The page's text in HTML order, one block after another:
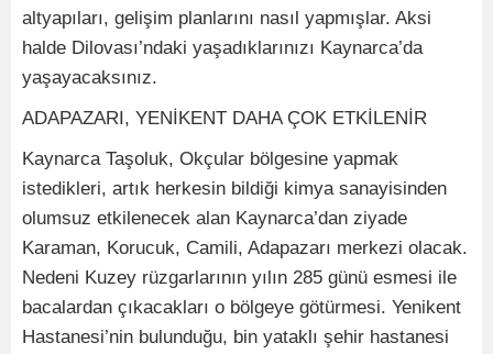
altyapıları, gelişim planlarını nasıl yapmışlar. Aksi
halde Dilovası’ndaki yaşadıklarınızı Kaynarca’da
yaşayacaksınız.
ADAPAZARI, YENİKENT DAHA ÇOK ETKİLENİR
Kaynarca Taşoluk, Okçular bölgesine yapmak
istedikleri, artık herkesin bildiği kimya sanayisinden
olumsuz etkilenecek alan Kaynarca’dan ziyade
Karaman, Korucuk, Camili, Adapazarı merkezi olacak.
Nedeni Kuzey rüzgarlarının yılın 285 günü esmesi ile
bacalardan çıkacakları o bölgeye götürmesi. Yenikent
Hastanesi’nin bulunduğu, bin yataklı şehir hastanesi